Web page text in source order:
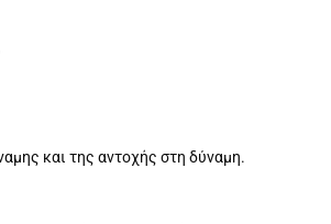
και της αντοχής στη δύναμη.